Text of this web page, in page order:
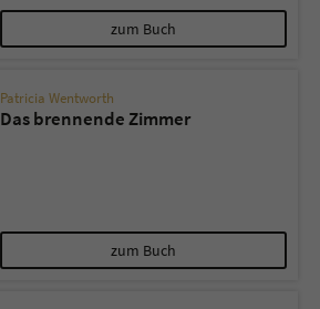
zum Buch
Patricia Wentworth
Das brennende Zimmer
zum Buch